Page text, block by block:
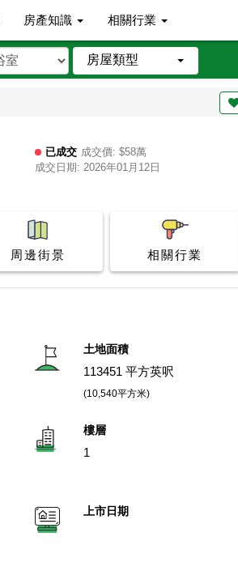
房產知識 相關行業
房屋類型
已成交 成交價: $58萬
成交日期: 2026年01月12日
周邊街景 相關行業
土地面積
113451 平方英呎
(10,540平方米)
樓層
1
上市日期